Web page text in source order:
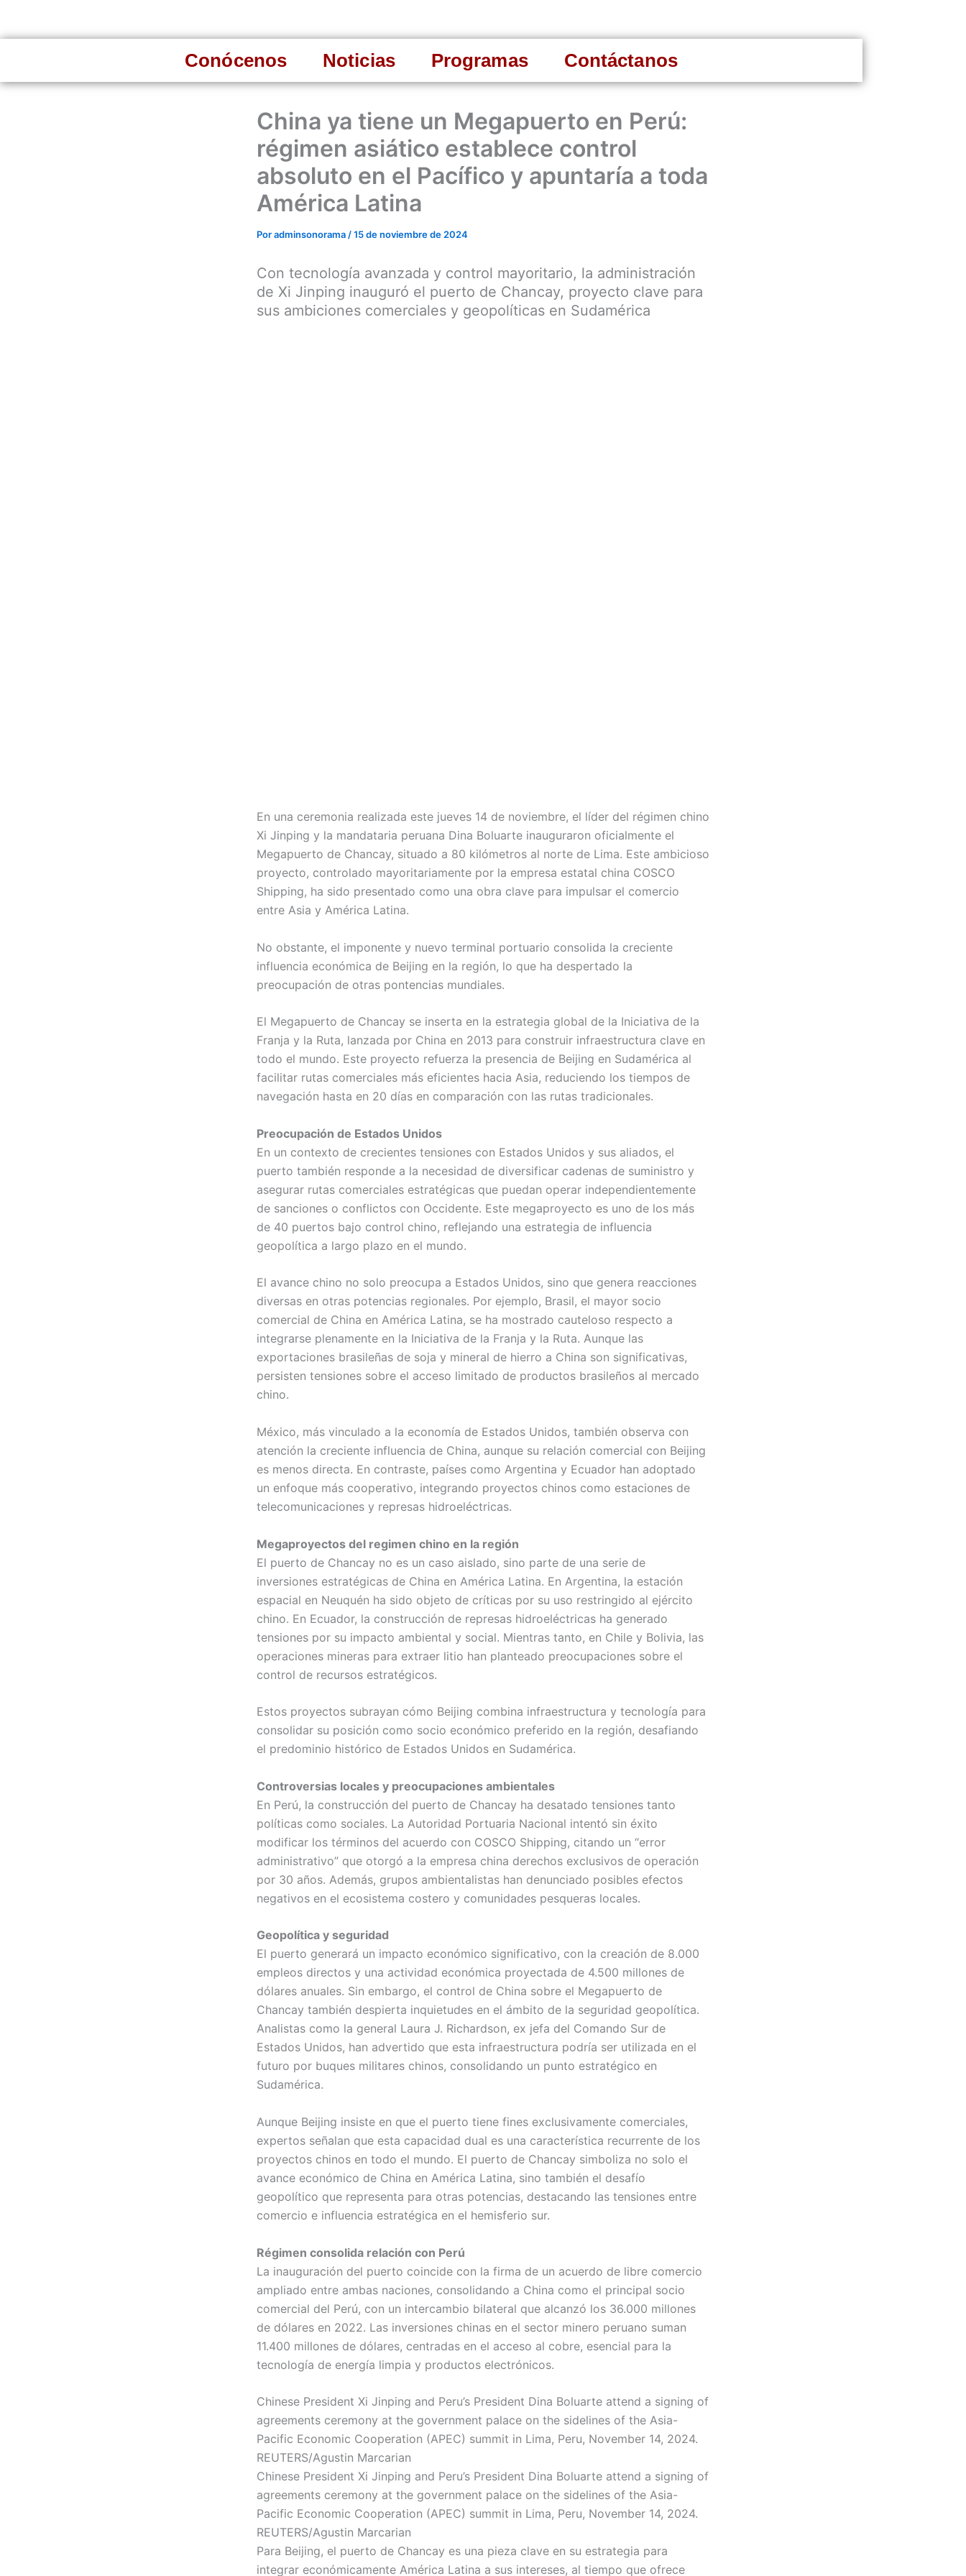
Conócenos Noticias Programas Contáctanos
China ya tiene un Megapuerto en Perú:
régimen asiático establece control
absoluto en el Pacífico y apuntaría a toda
América Latina
Poradminsonorama /15 de noviembre de 2024
Con tecnología avanzada y control mayoritario, la administración
de Xi Jinping inauguró el puerto de Chancay, proyecto clave para
sus ambiciones comerciales y geopolíticas en Sudamérica
En una ceremonia realizada este jueves 14 de noviembre, el líder del régimen chino
Xi Jinping y la mandataria peruana Dina Boluarte inauguraron oficialmente el
Megapuerto de Chancay, situado a 80 kilómetros al norte de Lima. Este ambicioso
proyecto, controlado mayoritariamente por la empresa estatal china COSCO
Shipping, ha sido presentado como una obra clave para impulsar el comercio
entre Asia y América Latina.
No obstante, el imponente y nuevo terminal portuario consolida la creciente
influencia económica de Beijing en la región, lo que ha despertado la
preocupación de otras pontencias mundiales.
El Megapuerto de Chancay se inserta en la estrategia global de la Iniciativa de la
Franja y la Ruta, lanzada por China en 2013 para construir infraestructura clave en
todo el mundo. Este proyecto refuerza la presencia de Beijing en Sudamérica al
facilitar rutas comerciales más eficientes hacia Asia, reduciendo los tiempos de
navegación hasta en 20 días en comparación con las rutas tradicionales.
Preocupación de Estados Unidos
En un contexto de crecientes tensiones con Estados Unidos y sus aliados, el
puerto también responde a la necesidad de diversificar cadenas de suministro y
asegurar rutas comerciales estratégicas que puedan operar independientemente
de sanciones o conflictos con Occidente. Este megaproyecto es uno de los más
de 40 puertos bajo control chino, reflejando una estrategia de influencia
geopolítica a largo plazo en el mundo.
El avance chino no solo preocupa a Estados Unidos, sino que genera reacciones
diversas en otras potencias regionales. Por ejemplo, Brasil, el mayor socio
comercial de China en América Latina, se ha mostrado cauteloso respecto a
integrarse plenamente en la Iniciativa de la Franja y la Ruta. Aunque las
exportaciones brasileñas de soja y mineral de hierro a China son significativas,
persisten tensiones sobre el acceso limitado de productos brasileños al mercado
chino.
México, más vinculado a la economía de Estados Unidos, también observa con
atención la creciente influencia de China, aunque su relación comercial con Beijing
es menos directa. En contraste, países como Argentina y Ecuador han adoptado
un enfoque más cooperativo, integrando proyectos chinos como estaciones de
telecomunicaciones y represas hidroeléctricas.
Megaproyectos del regimen chino en la región
El puerto de Chancay no es un caso aislado, sino parte de una serie de
inversiones estratégicas de China en América Latina. En Argentina, la estación
espacial en Neuquén ha sido objeto de críticas por su uso restringido al ejército
chino. En Ecuador, la construcción de represas hidroeléctricas ha generado
tensiones por su impacto ambiental y social. Mientras tanto, en Chile y Bolivia, las
operaciones mineras para extraer litio han planteado preocupaciones sobre el
control de recursos estratégicos.
Estos proyectos subrayan cómo Beijing combina infraestructura y tecnología para
consolidar su posición como socio económico preferido en la región, desafiando
el predominio histórico de Estados Unidos en Sudamérica.
Controversias locales y preocupaciones ambientales
En Perú, la construcción del puerto de Chancay ha desatado tensiones tanto
políticas como sociales. La Autoridad Portuaria Nacional intentó sin éxito
modificar los términos del acuerdo con COSCO Shipping, citando un “error
administrativo” que otorgó a la empresa china derechos exclusivos de operación
por 30 años. Además, grupos ambientalistas han denunciado posibles efectos
negativos en el ecosistema costero y comunidades pesqueras locales.
Geopolítica y seguridad
El puerto generará un impacto económico significativo, con la creación de 8.000
empleos directos y una actividad económica proyectada de 4.500 millones de
dólares anuales. Sin embargo, el control de China sobre el Megapuerto de
Chancay también despierta inquietudes en el ámbito de la seguridad geopolítica.
Analistas como la general Laura J. Richardson, ex jefa del Comando Sur de
Estados Unidos, han advertido que esta infraestructura podría ser utilizada en el
futuro por buques militares chinos, consolidando un punto estratégico en
Sudamérica.
Aunque Beijing insiste en que el puerto tiene fines exclusivamente comerciales,
expertos señalan que esta capacidad dual es una característica recurrente de los
proyectos chinos en todo el mundo. El puerto de Chancay simboliza no solo el
avance económico de China en América Latina, sino también el desafío
geopolítico que representa para otras potencias, destacando las tensiones entre
comercio e influencia estratégica en el hemisferio sur.
Régimen consolida relación con Perú
La inauguración del puerto coincide con la firma de un acuerdo de libre comercio
ampliado entre ambas naciones, consolidando a China como el principal socio
comercial del Perú, con un intercambio bilateral que alcanzó los 36.000 millones
de dólares en 2022. Las inversiones chinas en el sector minero peruano suman
11.400 millones de dólares, centradas en el acceso al cobre, esencial para la
tecnología de energía limpia y productos electrónicos.
Chinese President Xi Jinping and Peru’s President Dina Boluarte attend a signing of
agreements ceremony at the government palace on the sidelines of the Asia-
Pacific Economic Cooperation (APEC) summit in Lima, Peru, November 14, 2024.
REUTERS/Agustin Marcarian
Chinese President Xi Jinping and Peru’s President Dina Boluarte attend a signing of
agreements ceremony at the government palace on the sidelines of the Asia-
Pacific Economic Cooperation (APEC) summit in Lima, Peru, November 14, 2024.
REUTERS/Agustin Marcarian
Para Beijing, el puerto de Chancay es una pieza clave en su estrategia para
integrar económicamente América Latina a sus intereses, al tiempo que ofrece